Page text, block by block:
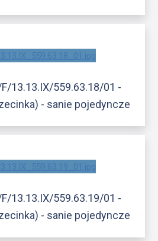
13.13.IX/559.63.18/01 -
- sanie pojedyncze
13.13.IX/559.63.19/01 -
- sanie pojedyncze